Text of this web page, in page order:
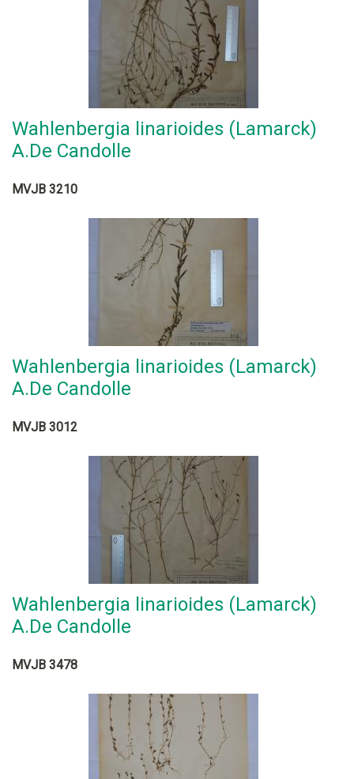
Wahlenbergia linarioides (Lamarck)
A.De Candolle
MVJB 3210
Wahlenbergia linarioides (Lamarck)
A.De Candolle
MVJB 3012
Wahlenbergia linarioides (Lamarck)
A.De Candolle
MVJB 3478